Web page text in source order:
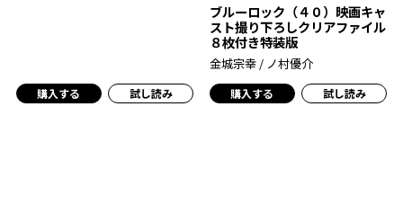
購入する 試し読み
ブルーロック（４０）映画キャ
スト撮り下ろしクリアファイル
８枚付き特装版
金城宗幸 / ノ村優介
購入する 試し読み